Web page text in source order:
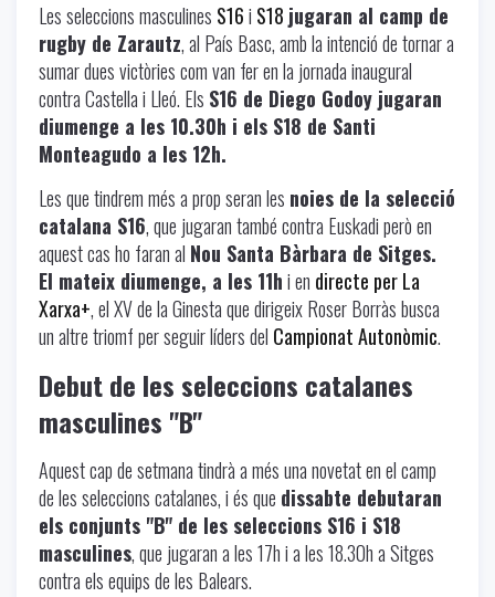
Les seleccions masculines S16i S18 jugaran al camp de
rugby de Zarautz, al País Basc, amb la intenció de tornar a
sumar dues victòries com van fer en la jornada inaugural
contra Castella i Lleó. Els S16 de Diego Godoy jugaran
diumenge a les 10.30h i els S18 de Santi
Monteagudo a les 12h.
Les que tindrem més a prop seran les noies de la selecció
catalana S16, que jugaran també contra Euskadi però en
aquest cas ho faran al Nou Santa Bàrbara de Sitges.
El mateix diumenge, a les 11hi en directe per La
Xarxa+, el XV de la Ginesta que dirigeix Roser Borràs busca
un altre triomf per seguir líders del Campionat Autonòmic.
Debut de les seleccions catalanes
masculines "B"
Aquest cap de setmana tindrà a més una novetat en el camp
de les seleccions catalanes, i és que dissabte debutaran
els conjunts "B" de les seleccions S16 i S18
masculines, que jugaran a les 17h i a les 18.30h a Sitges
contra els equips de les Balears.